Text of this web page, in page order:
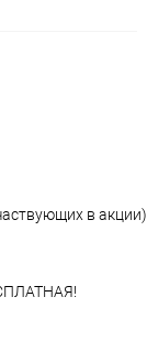
в акции)